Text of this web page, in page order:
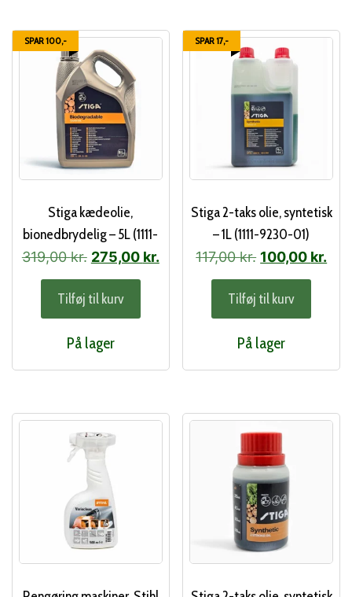
SPAR 100,-
Stiga kædeolie,
bionedbrydelig – 5L (1111-
9247-01)
319,00kr. Den
oprindelige
pris
var:
319,00 kr..
275,00 kr.Den
Tilføj til kurv
På lager
SPAR 17,-
Stiga 2-taks olie, syntetisk
– 1L (1111-9230-01)
117,00kr. Den
oprindelige
pris
var:
117,00 kr..
100,00 kr.
Tilføj til kurv
På lager